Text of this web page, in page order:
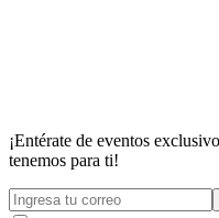
¡Entérate de eventos
tenemos para ti!